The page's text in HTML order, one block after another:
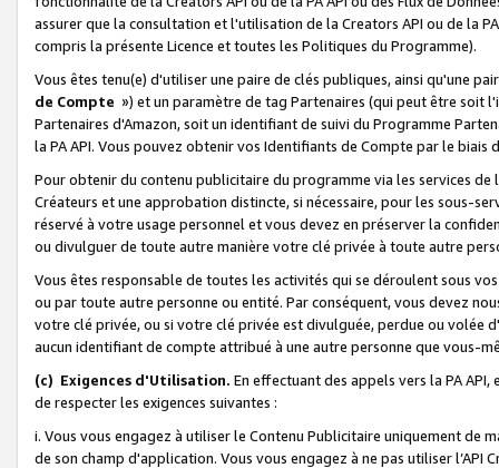
assurer que la consultation et l'utilisation de la Creators API ou de la
compris la présente Licence et toutes les Politiques du Programme).
Vous êtes tenu(e) d'utiliser une paire de clés publiques, ainsi qu'une
de Compte ») et un paramètre de tag Partenaires (qui peut être soit
Partenaires d'Amazon, soit un identifiant de suivi du Programme
la PA API. Vous pouvez obtenir vos Identifiants de Compte par le biais
Pour obtenir du contenu publicitaire du programme via les services
Créateurs et une approbation distincte, si nécessaire, pour les sous-
réservé à votre usage personnel et vous devez en préserver la
ou divulguer de toute autre manière votre clé privée à toute autre
Vous êtes responsable de toutes les activités qui se déroulent sous
ou par toute autre personne ou entité. Par conséquent, vous devez
votre clé privée, ou si votre clé privée est divulguée, perdue ou volée
aucun identifiant de compte attribué à une autre personne que vous-
(c) Exigences d'Utilisation. En effectuant des appels vers la PA
de respecter les exigences suivantes :
i. Vous vous engagez à utiliser le Contenu Publicitaire uniquement de
de son champ d'application. Vous vous engagez à ne pas utiliser l’API